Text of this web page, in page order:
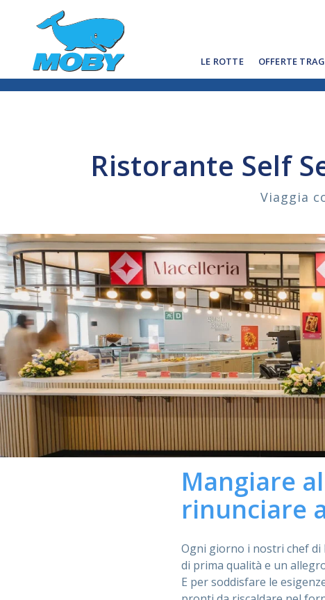
LE ROTTE OFFERTE
Ristorante Self
Viaggia
Mangiare
rinunciare
Ogni giorno i nostri chef
di prima qualità e un
E per soddisfare le